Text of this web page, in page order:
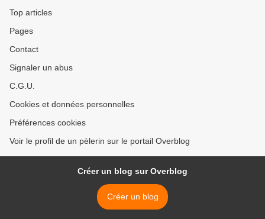
Top articles
Pages
Contact
Signaler un abus
C.G.U.
Cookies et données personnelles
Préférences cookies
Voir le profil de un pèlerin sur le portail Overblog
Créer un blog sur Overblog
Créer un blog